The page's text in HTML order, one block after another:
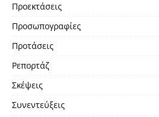
Προεκτάσεις
Προσωπογραφίες
Προτάσεις
Ρεπορτάζ
Σκέψεις
Συνεντεύξεις